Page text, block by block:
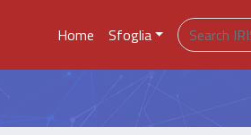
Home Sfoglia